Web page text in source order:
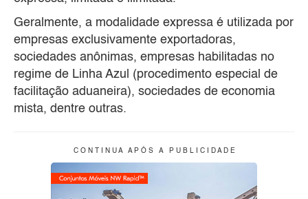
Geralmente, a modalidade expressa é utilizada por
empresas exclusivamente exportadoras,
sociedades anônimas, empresas habilitadas no
regime de Linha Azul (procedimento especial de
facilitação aduaneira), sociedades de economia
mista, dentre outras.
C O N T I N U A A P Ó S A P U B L I C I D A D E